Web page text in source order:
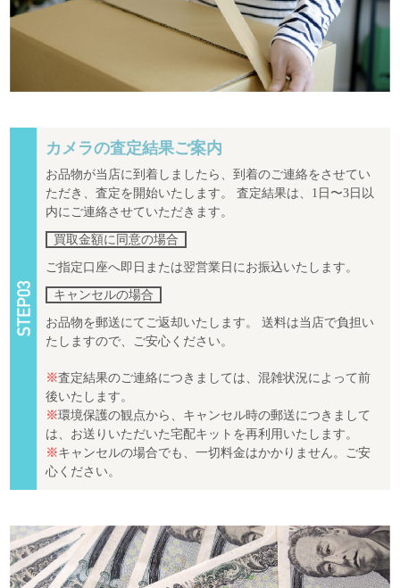
カメラの査定結果ご案内
お品物が当店に到着しましたら、到着のご連絡をさせてい
ただき、査定を開始いたします。 査定結果は、1日〜3日以
内にご連絡させていただきます。
買取金額に同意の場合
ご指定口座へ即日または翌営業日にお振込いたします。
キャンセルの場合
お品物を郵送にてご返却いたします。 送料は当店で負担い
たしますので、ご安心ください。
※査定結果のご連絡につきましては、混雑状況によって前
後いたします。
※環境保護の観点から、キャンセル時の郵送につきまして
は、お送りいただいた宅配キットを再利用いたします。
※キャンセルの場合でも、一切料金はかかりません。ご安
心ください。